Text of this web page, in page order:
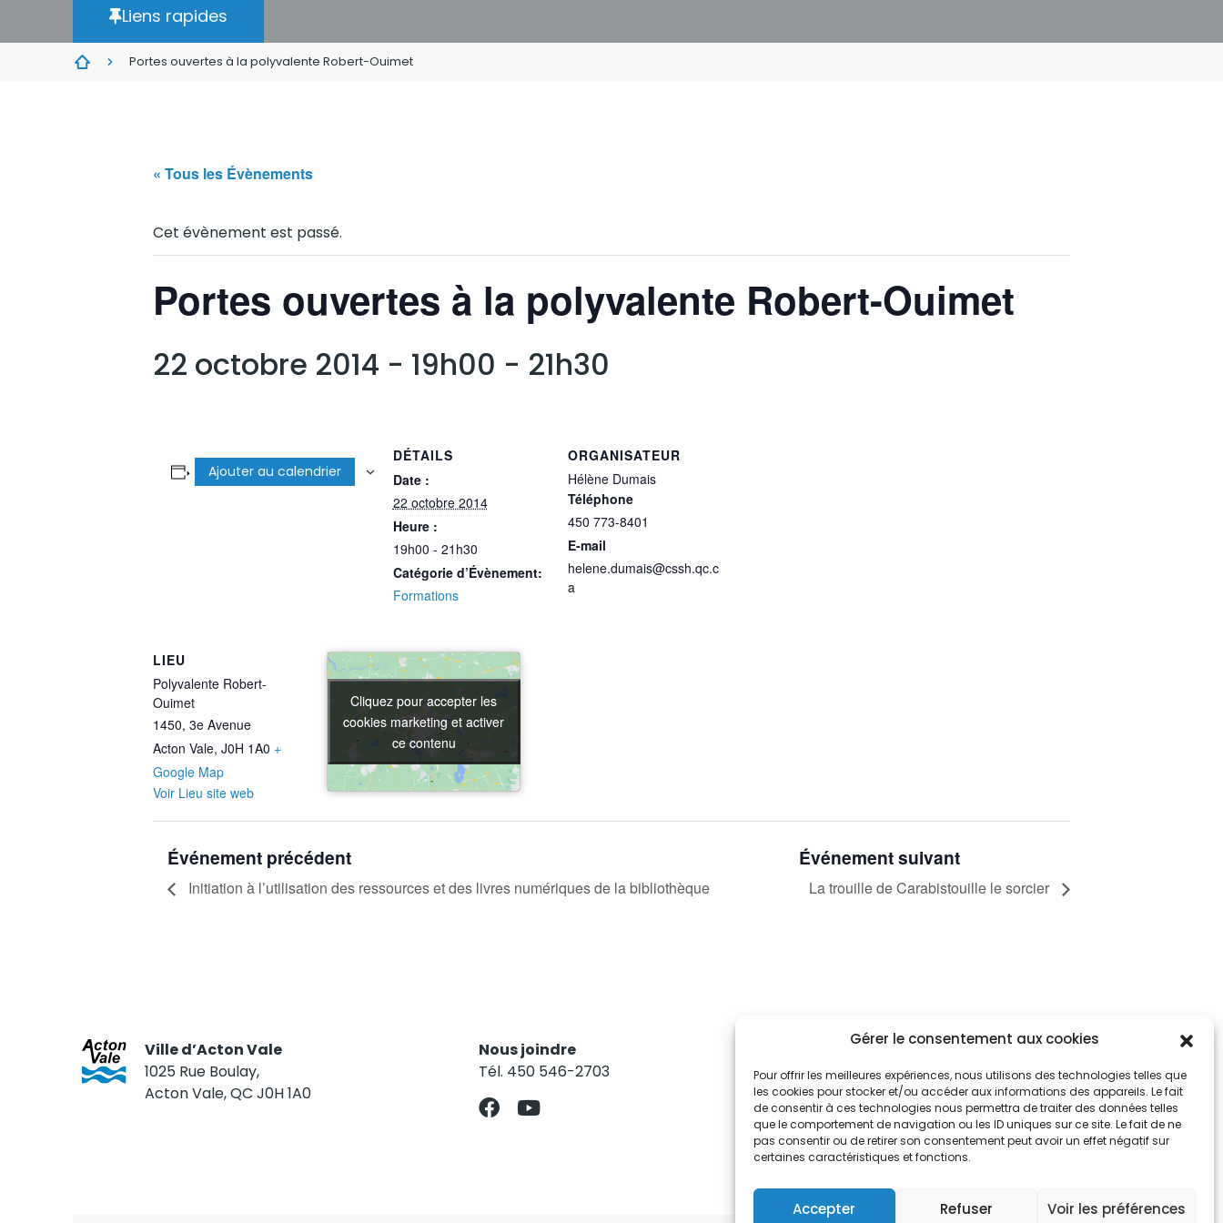
Gérer le consentement aux cookies
Pour offrir les meilleures expériences, nous utilisons des technologies telles que
les cookies pour stocker et/ou accéder aux informations des appareils. Le fait
de consentir à ces technologies nous permettra de traiter des données telles
que le comportement de navigation ou les ID uniques sur ce site. Le fait de ne
pas consentir ou de retirer son consentement peut avoir un effet négatif sur
certaines caractéristiques et fonctions.
Accepter Refuser Voir les préférences
Liens rapides
Portes ouvertes à la polyvalente Robert-Ouimet
« Tous les Évènements
Cet évènement est passé.
Portes ouvertes à la polyvalente Robert-Ouimet
22 octobre 2014 - 19h00 - 21h30
Ajouter au calendrier
DÉTAILS
Date :
22 octobre 2014
Heure :
19h00 - 21h30
Catégorie d’Évènement:
Formations
ORGANISATEUR
Hélène Dumais
Téléphone
450 773-8401
E-mail
helene.dumais@cssh.qc.c
a
LIEU
Polyvalente Robert-
Ouimet
1450, 3e Avenue
Acton Vale, J0H 1A0 +
Google Map
Voir Lieu site web
Cliquez pour accepter les
cookies marketing et activer
ce contenu
Cliquez pour accepter les
cookies marketing et activer
ce contenu
Événement précédent
Initiation à l’utilisation des ressources et des livres numériques de la bibliothèque
Événement suivant
La trouille de Carabistouille le sorcier
Ville d’Acton Vale
1025 Rue Boulay,
Acton Vale, QC J0H 1A0
Nous joindre
Tél. 450 546-2703
Restez informés
Abonnez-vous aux alertes municipales
Je m'abonne